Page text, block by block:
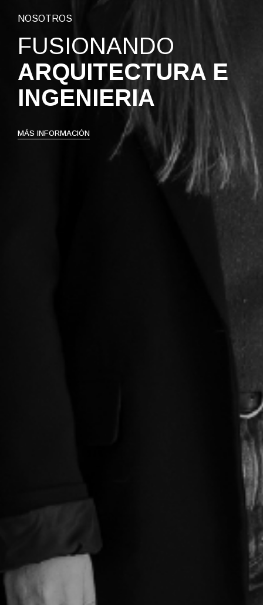
NOSOTROS
FUSIONANDO
ARQUITECTURA E
INGENIERIA
MÁS INFORMACIÓN